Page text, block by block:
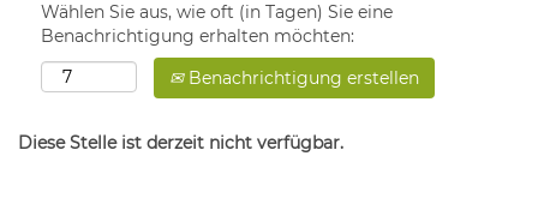
Wählen Sie aus, wie oft (in Tagen) Sie eine
Benachrichtigung erhalten möchten:
Benachrichtigung erstellen
Diese Stelle ist derzeit nicht verfügbar.